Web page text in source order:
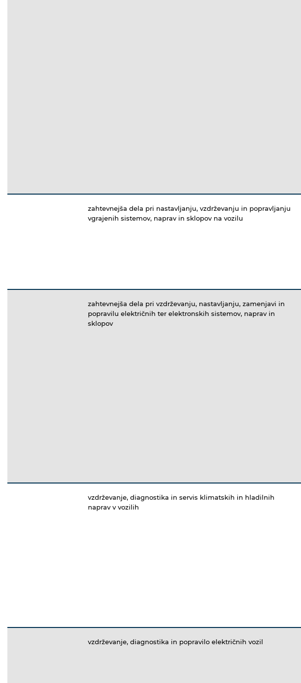
zahtevnejša dela pri nastavljanju, vzdrževanju in popravljanju
vgrajenih sistemov, naprav in sklopov na vozilu
zahtevnejša dela pri vzdrževanju, nastavljanju, zamenjavi in
popravilu električnih ter elektronskih sistemov, naprav in
sklopov
vzdrževanje, diagnostika in servis klimatskih in hladilnih
naprav v vozilih
vzdrževanje, diagnostika in popravilo električnih vozil